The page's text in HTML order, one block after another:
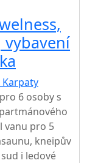
vybavení
Karpaty
6 osoby s
vanu pro 5
kneipův
i ledové